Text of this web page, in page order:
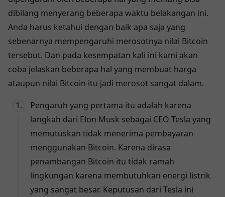
dibilang menyerang beberapa waktu belakangan ini.
Anda harus ketahui dengan baik apa saja yang
sebenarnya mempengaruhi merosotnya nilai Bitcoin
tersebut. Dan pada kesempatan kali ini kami akan
coba jelaskan beberapa hal yang membuat harga
ataupun nilai Bitcoin itu jadi merosot sangat dalam.
Pengaruh yang pertama itu adalah karena
langkah dari Elon Musk sebagai CEO Tesla yang
memutuskan tidak menerima pembayaran
menggunakan Bitcoin. Karena dirasa
penambangan Bitcoin itu tidak ramah
lingkungan karena membutuhkan energi listrik
yang sangat besar. Keputusan dari Tesla ini